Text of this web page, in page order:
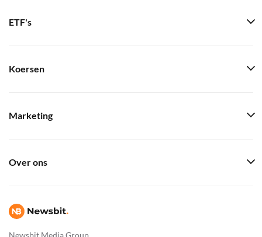
Newsbit Media Group
ETF's
Koersen
Marketing
Over ons